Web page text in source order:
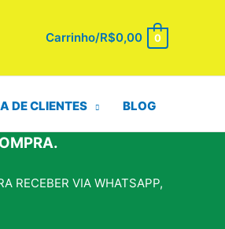
Carrinho/R$0,00 0
DE CLIENTES BLOG
RECEBER VIA WHATSAPP,